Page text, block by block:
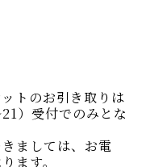
トのお引き取りは
）受付でのみとな
ましては、お電
ます。